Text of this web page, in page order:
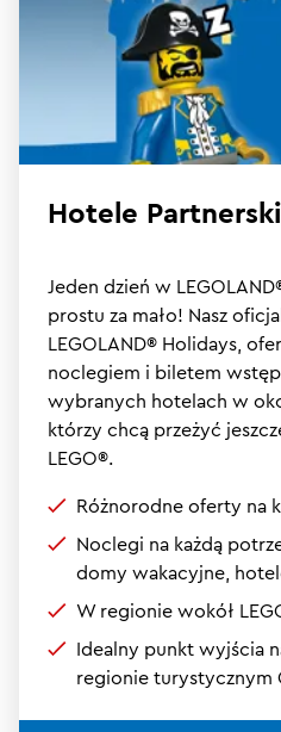
Hotele
Jeden dzień w
prostu za mało! Nasz
LEGOLAND® Holidays,
noclegiem i biletem
wybranych hotelach w
którzy chcą przeżyć
LEGO®.
Różnorodne oferty na
Noclegi na każdą
domy wakacyjne,
W regionie wokół
Idealny punkt wyjścia
regionie turystycznym